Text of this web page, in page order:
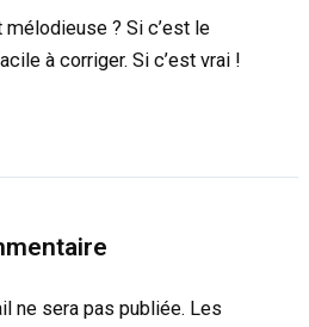
mélodieuse ? Si c’est le
à corriger. Si c’est vrai !
ne sera pas publiée. Les